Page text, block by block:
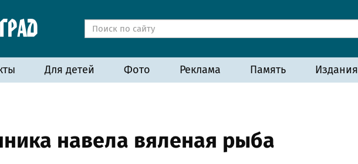
Для детей Фото Реклама Память Издания
навела вяленая рыба